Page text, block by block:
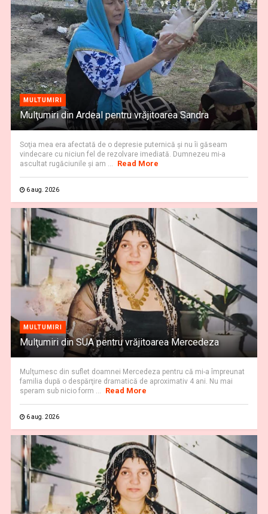
MULTUMIRI
Mulţumiri din Ardeal pentru vrăjitoarea Sandra
Soţia mea era afectată de o depresie puternică şi nu îi găseam
vindecare cu niciun fel de rezolvare imediată. Dumnezeu mi-a
ascultat rugăciunile şi am ...
Read More
6 aug. 2026
MULTUMIRI
Mulţumiri din SUA pentru vrăjitoarea Mercedeza
Mulţumesc din suflet doamnei Mercedeza pentru că mi-a împreunat
familia după o despărţire dramatică de aproximativ 4 ani. Nu mai
speram sub nicio form ...
Read More
6 aug. 2026